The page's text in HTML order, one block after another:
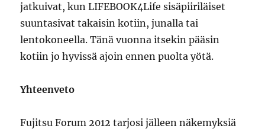
jatkuivat, kun LIFEBOOK4Life sisäpiiriläiset
suuntasivat takaisin kotiin, junalla tai
lentokoneella. Tänä vuonna itsekin pääsin
kotiin jo hyvissä ajoin ennen puolta yötä.
Yhteenveto
Fujitsu Forum 2012 tarjosi jälleen näkemyksiä